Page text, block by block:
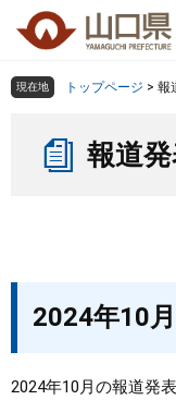
の
ー
組織で探す
Other Languages
くらし・環境
現在地 トップページ > 報
報道
2024年10月
2024年10月の報道発